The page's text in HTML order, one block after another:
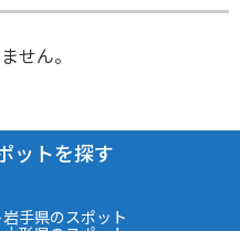
せん。
ットを探す
岩手県のスポット